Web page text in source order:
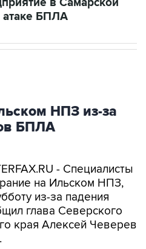
НПЗ из-за
БПЛА
- Специалисты
из-за падения
глава Северского
края Алексей Чеверев
пострадали